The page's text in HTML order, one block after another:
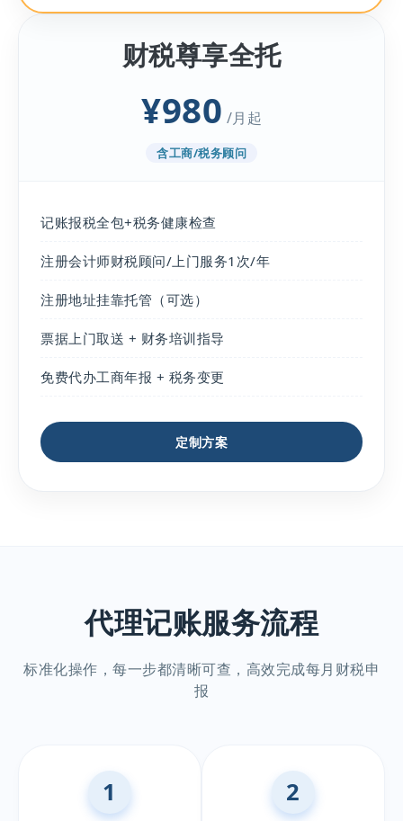
财税尊享全托
¥980 /月起
含工商/税务顾问
记账报税全包+税务健康检查
注册会计师财税顾问/上门服务1次/年
注册地址挂靠托管（可选）
票据上门取送 + 财务培训指导
免费代办工商年报 + 税务变更
定制方案
代理记账服务流程
标准化操作，每一步都清晰可查，高效完成每月财税申
报
1 2